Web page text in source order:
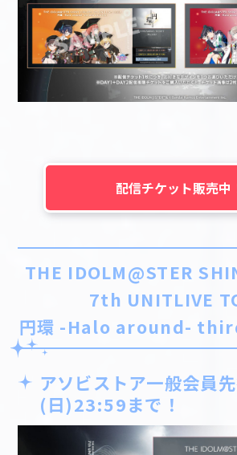
配信チケット販売中
THE IDOLM@STER
7th UNITLIVE
円環 -Halo around-
アソビストア一般会員
(日)23:59まで！